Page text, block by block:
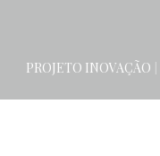
PROJETO INOVAÇÃO